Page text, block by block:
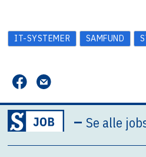
IT-SYSTEMER SAMFUND
–Se alle